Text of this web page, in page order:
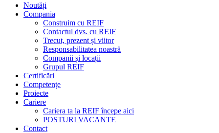
Noutăți
Compania
Construim cu REIF
Contactul dvs. cu REIF
Trecut, prezent și viitor
Responsabilitatea noastră
Companii și locații
Grupul REIF
Certificări
Competențe
Proiecte
Cariere
Cariera ta la REIF începe aici
POSTURI VACANTE
Contact